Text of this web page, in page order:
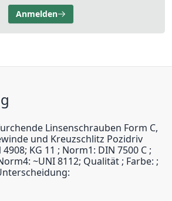
Anmelden
Linsenschrauben Form C,
und Kreuzschlitz Pozidriv
KG 11 ; Norm1: DIN 7500 C ;
~UNI 8112; Qualität ; Farbe: ;